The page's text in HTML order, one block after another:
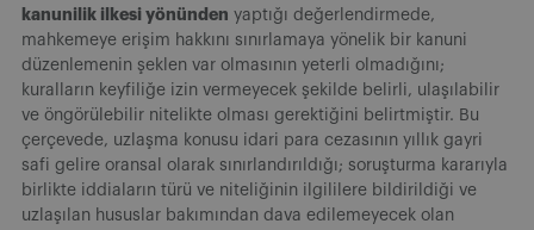
kanunilik ilkesi yönünden yaptığı değerlendirmede,
mahkemeye erişim hakkını sınırlamaya yönelik bir kanuni
düzenlemenin şeklen var olmasının yeterli olmadığını;
kuralların keyfiliğe izin vermeyecek şekilde belirli, ulaşılabilir
ve öngörülebilir nitelikte olması gerektiğini belirtmiştir. Bu
çerçevede, uzlaşma konusu idari para cezasının yıllık gayri
safi gelire oransal olarak sınırlandırıldığı; soruşturma kararıyla
birlikte iddiaların türü ve niteliğinin ilgililere bildirildiği ve
uzlaşılan hususlar bakımından dava edilemeyecek olan